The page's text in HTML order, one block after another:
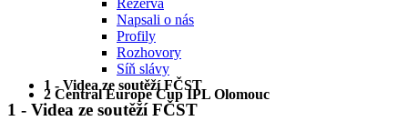
Rezerva
Napsali o nás
Profily
Rozhovory
Síň slávy
1 - Videa ze soutěží FČST
2 Central Europe Cup IPL Olomouc
1 - Videa ze soutěží FČST